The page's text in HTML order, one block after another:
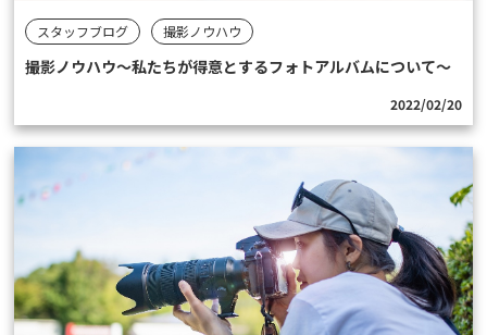
スタッフブログ 撮影ノウハウ
撮影ノウハウ〜私たちが得意とするフォトアルバムについて〜
2022/02/20